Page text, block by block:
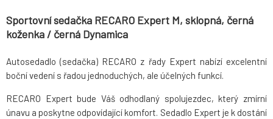
Sportovní sedačka RECARO Expert M, sklopná, černá
koženka / černá Dynamica
Autosedadlo (sedačka) RECARO z řady Expert nabízí excelentní
boční vedení s řadou jednoduchých, ale účelných funkcí.
RECARO Expert bude Váš odhodlaný spolujezdec, který zmírní
únavu a poskytne odpovídající komfort. Sedadlo Expert je k dostání